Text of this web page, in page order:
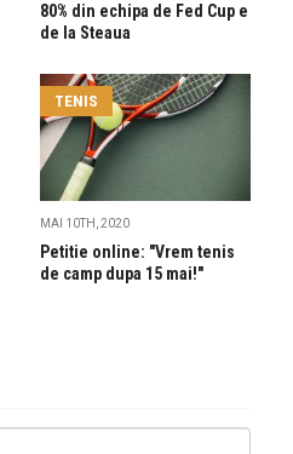
80% din echipa de Fed Cup e
de la Steaua
TENIS
MAI 10TH, 2020
Petitie online: "Vrem tenis
de camp dupa 15 mai!"